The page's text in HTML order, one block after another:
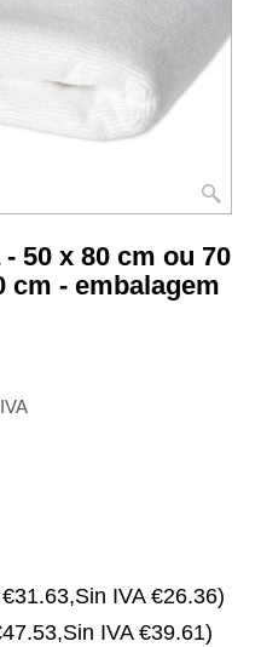
50 x 80 cm ou 70
cm - embalagem
€31.63,Sin IVA €26.36)
,Sin IVA €39.61)